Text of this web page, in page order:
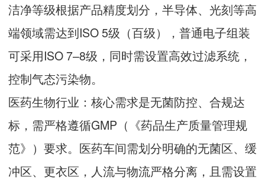
洁净等级根据产品精度划分，半导体、光刻等高
端领域需达到ISO 5级（百级），普通电子组装
可采用ISO 7–8级，同时需设置高效过滤系统，
控制气态污染物。
医药生物行业：核心需求是无菌防控、合规达
标，需严格遵循GMP（《药品生产质量管理规
范》）要求。医药车间需划分明确的无菌区、缓
冲区、更衣区，人流与物流严格分离，且需设置